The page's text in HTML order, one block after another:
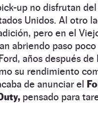
up no disfrutan
Unidos. Al otro
pero en el
abriendo paso poco
años después de
su rendimiento
de anunciar el
pensado para